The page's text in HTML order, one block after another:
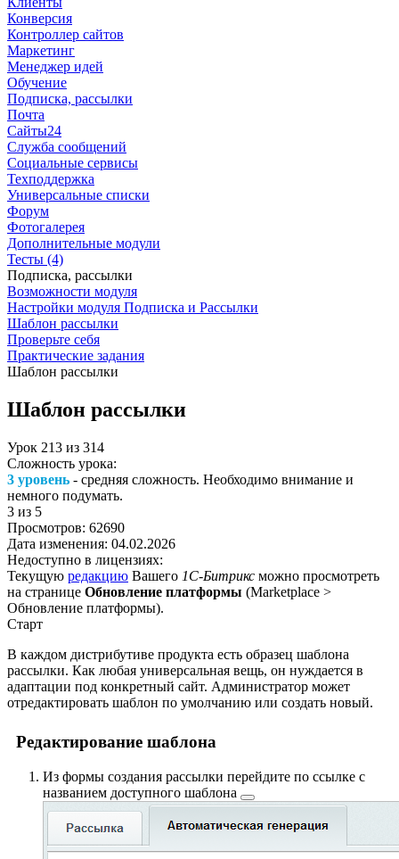
Конверсия
Контроллер сайтов
Маркетинг
Менеджер идей
Обучение
Подписка, рассылки
Почта
Сайты24
Служба сообщений
Социальные сервисы
Техподдержка
Универсальные списки
Форум
Фотогалерея
Дополнительные модули
Тесты (4)
Подписка, рассылки
Возможности модуля
Настройки модуля Подписка и Рассылки
Шаблон рассылки
Проверьте себя
Практические задания
Шаблон рассылки
Шаблон рассылки
Урок 213 из 314
Сложность урока:
3 уровень - средняя сложность. Необходимо внимание и
немного подумать.
3 из 5
Просмотров: 62690
Дата изменения: 04.02.2026
Недоступно в лицензиях:
Текущую редакцию Вашего 1С-Битрикс можно просмотреть
на странице Обновление платформы (Marketplace >
Обновление платформы).
Старт
В каждом дистрибутиве продукта есть образец шаблона
рассылки. Как любая универсальная вещь, он нуждается в
адаптации под конкретный сайт. Администратор может
отредактировать шаблон по умолчанию или создать новый.
Редактирование шаблона
Из формы создания рассылки перейдите по ссылке с
названием доступного шаблона